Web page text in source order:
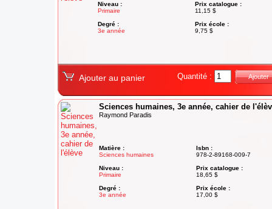
Niveau :
Primaire
Degré :
3e année
Prix catalogue :
11,15 $
Prix école :
9,75 $
Ajouter au panier Quantité : Ajouter
Sciences humaines, 3e année, cahier de
Raymond Paradis
Matière :
Sciences humaines
Niveau :
Primaire
Degré :
3e année
Isbn :
978-2-89168-009-7
Prix catalogue :
18,65 $
Prix école :
17,00 $